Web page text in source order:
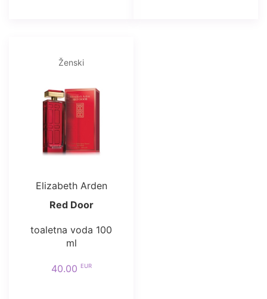
Ženski
Elizabeth Arden
Red Door
toaletna voda 100
ml
40.00 EUR